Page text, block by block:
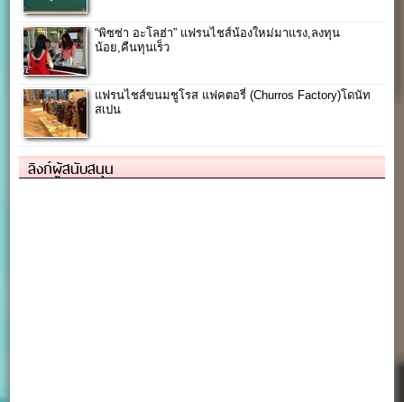
“พิซซ่า อะโลฮ่า” แฟรนไชส์น้องใหม่มาแรง,ลงทุน
น้อย,คืนทุนเร็ว
แฟรนไชส์ขนมชูโรส แฟคตอรี่ (Churros Factory)โดนัท
สเปน
ลิงก์ผู้สนับสนุน